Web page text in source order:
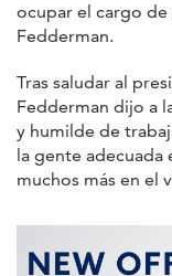
ocupar el cargo de
Fedderman.
Tras saludar al
Fedderman dijo a
y humilde de
la gente
muchos más en el